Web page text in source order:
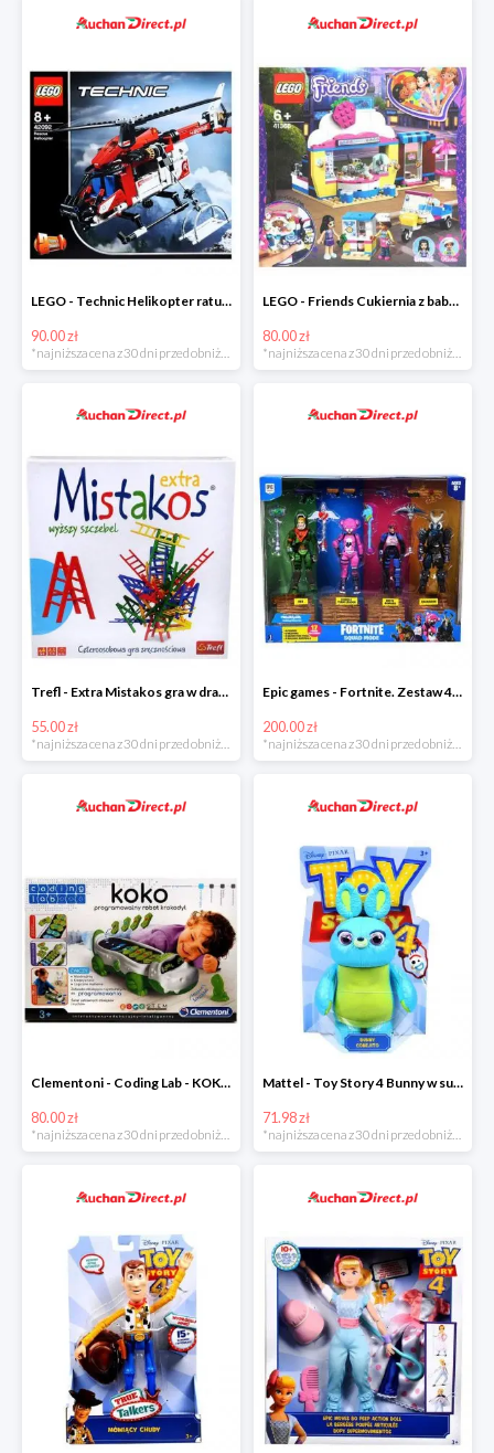
LEGO - Technic Helikopter ratunkowy w super cenie
90.00 zł
LEGO - Friends Cukiernia z babeczkami Olivii w super cenie
80.00 zł
Trefl - Extra Mistakos gra w drabinki w super cenie
55.00 zł
Epic games - Fortnite. Zestaw 4 figurek + akcesoria w super cenie
200.00 zł
Clementoni - Coding Lab - KOKO programowalny robot krokodyl w super cenie
80.00 zł
*najniższa cena z 30 dni przed obniżką
Mattel - Toy Story 4 Bunny w super cenoe
71.98 zł
*najniższa cena z 30 dni przed obniżką